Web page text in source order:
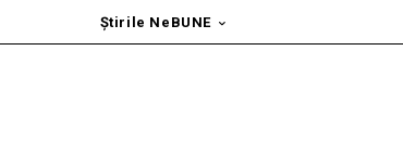
Știrile NeBUNE